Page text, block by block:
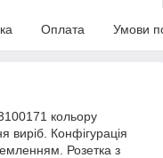
Оплата Умови
кольору
виріб. Конфігурація
Розетка з